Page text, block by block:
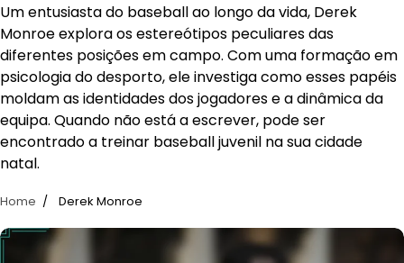
Um entusiasta do baseball ao longo da vida, Derek
Monroe explora os estereótipos peculiares das
diferentes posições em campo. Com uma formação em
psicologia do desporto, ele investiga como esses papéis
moldam as identidades dos jogadores e a dinâmica da
equipa. Quando não está a escrever, pode ser
encontrado a treinar baseball juvenil na sua cidade
natal.
Home Derek Monroe